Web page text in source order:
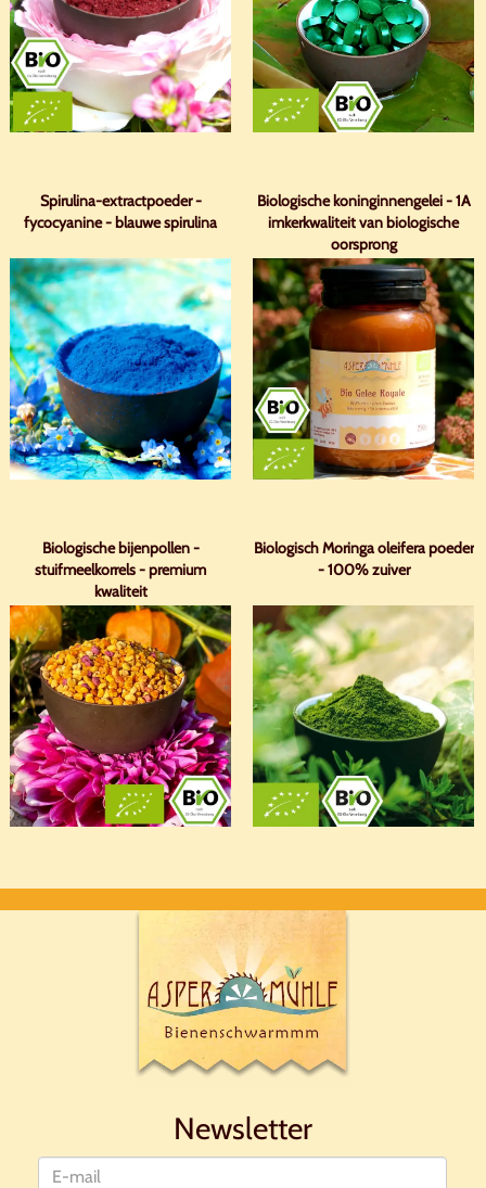
Spirulina-extractpoeder -
fycocyanine - blauwe spirulina
Biologische koninginnengelei - 1A
imkerkwaliteit van biologische
oorsprong
Biologische bijenpollen -
stuifmeelkorrels - premium
kwaliteit
Biologisch Moringa oleifera poeder
- 100% zuiver
Newsletter